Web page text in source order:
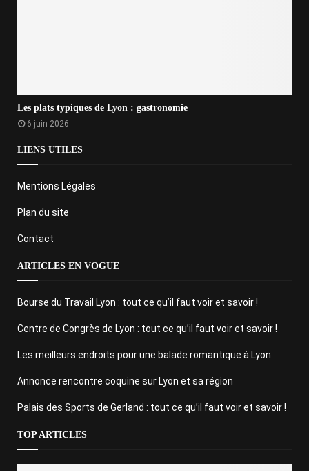
Les plats typiques de Lyon : gastronomie
6 juin 2026
LIENS UTILES
Mentions Légales
Plan du site
Contact
ARTICLES EN VOGUE
Bourse du Travail Lyon : tout ce qu’il faut voir et savoir !
Centre de Congrès de Lyon : tout ce qu’il faut voir et savoir !
Les meilleurs endroits pour une balade romantique à Lyon
Annonce rencontre coquine sur Lyon et sa région
Palais des Sports de Gerland : tout ce qu’il faut voir et savoir !
TOP ARTICLES